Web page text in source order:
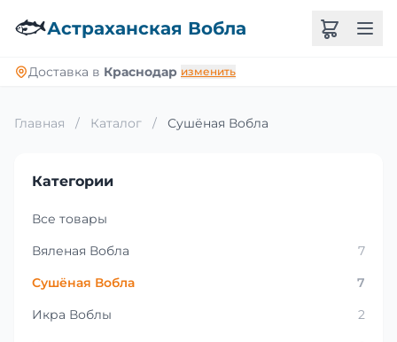
🐟Астраханская Вобла
Доставка в Краснодар изменить
Главная / Каталог / Сушёная Вобла
Категории
Все товары
Вяленая Вобла
7
Сушёная Вобла
7
Икра Воблы
2